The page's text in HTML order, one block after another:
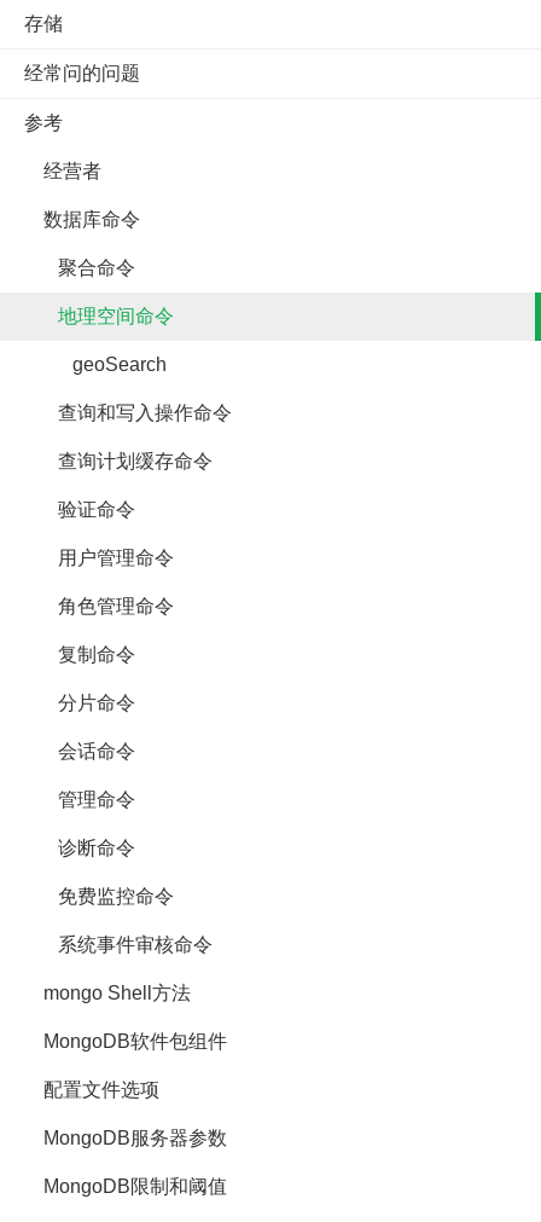
存储
经常问的问题
参考
经营者
数据库命令
聚合命令
地理空间命令
geoSearch
查询和写入操作命令
查询计划缓存命令
验证命令
用户管理命令
角色管理命令
复制命令
分片命令
会话命令
管理命令
诊断命令
免费监控命令
系统事件审核命令
mongo Shell方法
MongoDB软件包组件
配置文件选项
MongoDB服务器参数
MongoDB限制和阈值